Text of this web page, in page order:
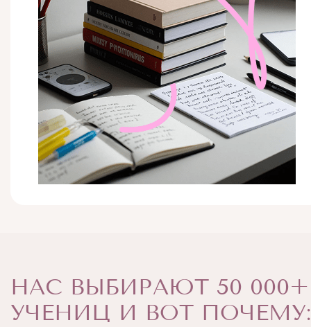
НАС ВЫБИРАЮТ 50 000+
УЧЕНИЦ И ВОТ ПОЧЕМУ: